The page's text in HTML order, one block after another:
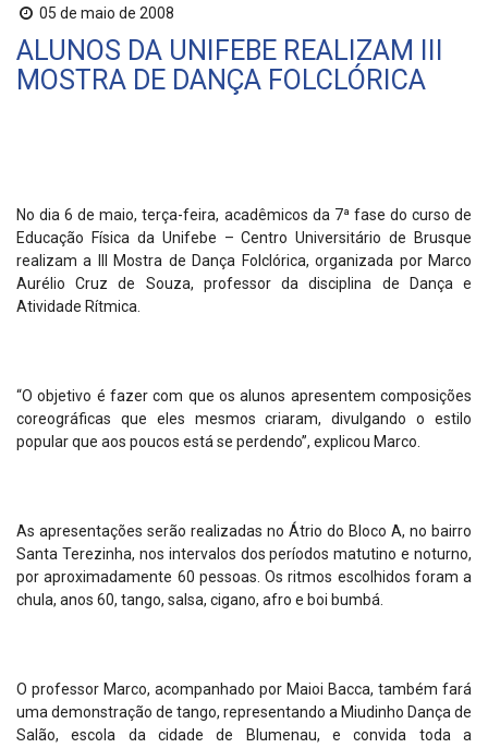
05 de maio de 2008
ALUNOS DA UNIFEBE REALIZAM III
MOSTRA DE DANÇA FOLCLÓRICA
No dia 6 de maio, terça-feira, acadêmicos da 7ª fase do curso de
Educação Física da Unifebe – Centro Universitário de Brusque
realizam a III Mostra de Dança Folclórica, organizada por Marco
Aurélio Cruz de Souza, professor da disciplina de Dança e
Atividade Rítmica.
“O objetivo é fazer com que os alunos apresentem composições
coreográficas que eles mesmos criaram, divulgando o estilo
popular que aos poucos está se perdendo”, explicou Marco.
As apresentações serão realizadas no Átrio do Bloco A, no bairro
Santa Terezinha, nos intervalos dos períodos matutino e noturno,
por aproximadamente 60 pessoas. Os ritmos escolhidos foram a
chula, anos 60, tango, salsa, cigano, afro e boi bumbá.
O professor Marco, acompanhado por Maioi Bacca, também fará
uma demonstração de tango, representando a Miudinho Dança de
Salão, escola da cidade de Blumenau, e convida toda a